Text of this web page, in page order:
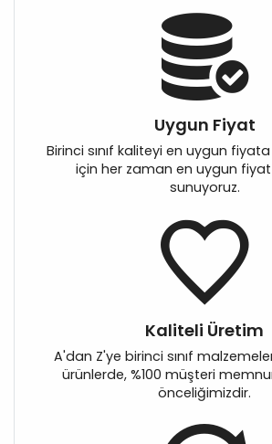
Uygun Fiyat
Birinci sınıf kaliteyi en uygun
için her zaman en uygun
sunuyoruz.
Kaliteli Üretim
A'dan Z'ye birinci sınıf
ürünlerde, %100 müşteri
önceliğimizdir.